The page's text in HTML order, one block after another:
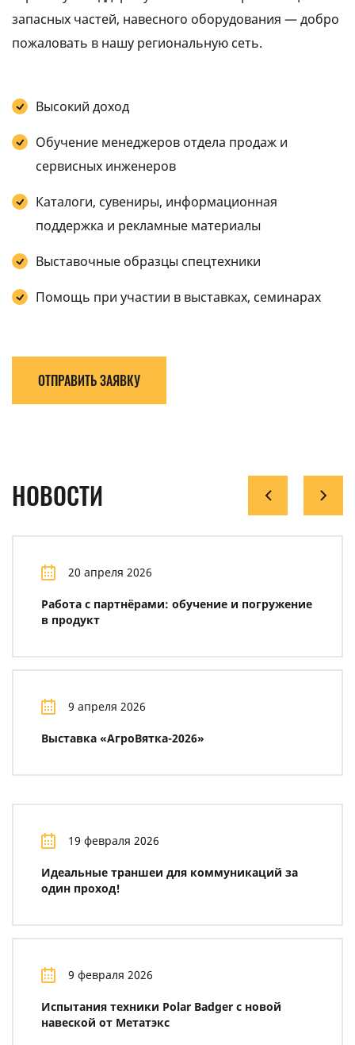
запасных частей, навесного оборудования — добро
пожаловать в нашу региональную сеть.
Высокий доход
Обучение менеджеров отдела продаж и
сервисных инженеров
Каталоги, сувениры, информационная
поддержка и рекламные материалы
Выставочные образцы спецтехники
Помощь при участии в выставках, семинарах
ОТПРАВИТЬ ЗАЯВКУ
НОВОСТИ
20 апреля 2026
Работа с партнёрами: обучение и погружение
в продукт
9 апреля 2026
Выставка «АгроВятка-2026»
19 февраля 2026
Идеальные траншеи для коммуникаций за
один проход!
9 февраля 2026
Испытания техники Polar Badger с новой
навеской от Метатэкс